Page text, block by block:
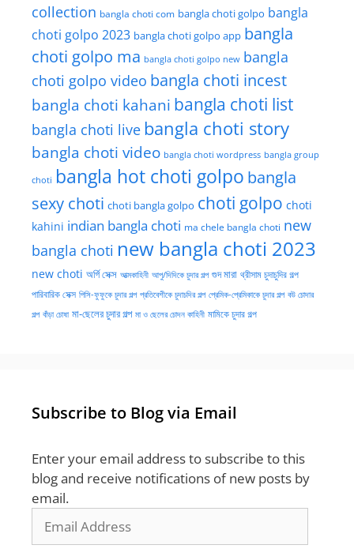
collection bangla choti com bangla choti golpo bangla
choti golpo 2023 bangla choti golpo app bangla
choti golpo ma bangla choti golpo new bangla
choti golpo video bangla choti incest
bangla choti kahani bangla choti list
bangla choti live bangla choti story
bangla choti video bangla choti wordpress bangla group
choti bangla hot choti golpo bangla
sexy choti choti bangla golpo choti golpo choti
kahini indian bangla choti ma chele bangla choti new
bangla choti new bangla choti 2023
new choti অর্গি সেক্স আত্মকাহিনী আপু/দিদিকে চুদার গল্প গুদ মারা থ্রীসাম চুদাচুদির গল্প
পারিবারিক সেক্স পিসি-ফুফুকে চুদার গল্প প্রতিবেশীকে চুদাচদির গল্প প্রেমিক-প্রেমিকাকে চুদার গল্প বউ চোদার
গল্প বাঁড়া চোষা মা-ছেলের চুদার গল্প মা ও ছেলের চোদন কাহিনী মামিকে চুদার গল্প
Subscribe to Blog via Email
Enter your email address to subscribe to this
blog and receive notifications of new posts by
email.
Address